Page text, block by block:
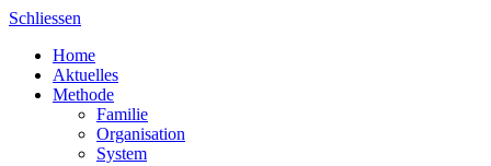
Skip
content
Schliessen
Home
Aktuelles
Methode
Familie
Organisation
System